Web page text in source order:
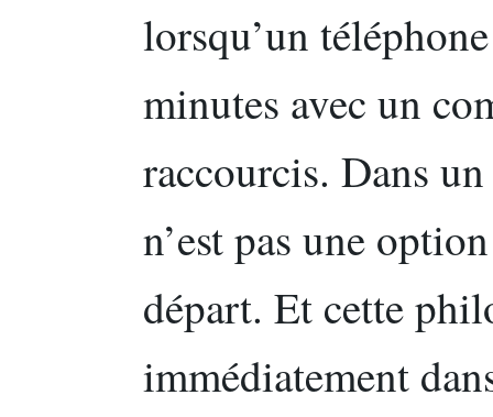
lorsqu’un
minutes avec un
raccourcis. Dans
n’est pas une
départ. Et cette
immédiatement